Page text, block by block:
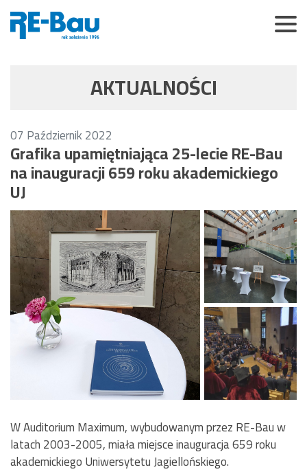
AKTUALNOŚCI
07 Październik2022
Grafika upamiętniająca 25-lecie RE-Bau
na inauguracji 659 roku akademickiego
UJ
W Auditorium Maximum, wybudowanym przez RE-Bau w
latach 2003-2005, miała miejsce inauguracja 659 roku
akademickiego Uniwersytetu Jagiellońskiego.